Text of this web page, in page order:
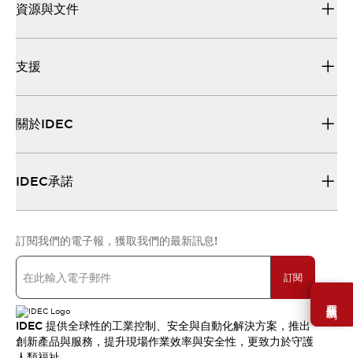
需要幫助嗎？
資源與文件
支援
關於IDEC
IDEC承諾
訂閱我們的電子報，獲取我們的最新訊息!
訂閱
IDEC 提供全球性的工業控制、安全與自動化解決方案，推出
創新產品與服務，提升現場作業效率與安全性，更致力於守護